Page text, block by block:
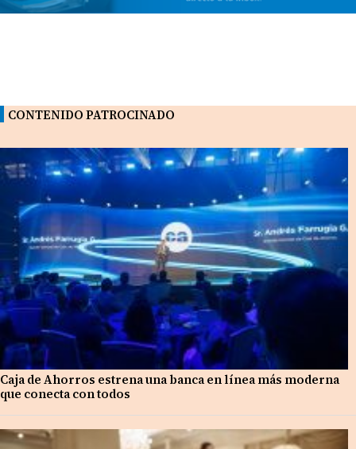
CONTENIDO PATROCINADO
Caja de Ahorros estrena una banca en línea más moderna
que conecta con todos